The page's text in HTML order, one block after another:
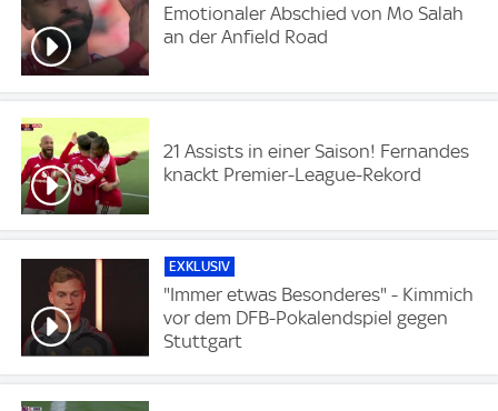
Emotionaler Abschied von Mo Salah
an der Anfield Road
21 Assists in einer Saison! Fernandes
knackt Premier-League-Rekord
EXKLUSIV
"Immer etwas Besonderes" - Kimmich
vor dem DFB-Pokalendspiel gegen
Stuttgart